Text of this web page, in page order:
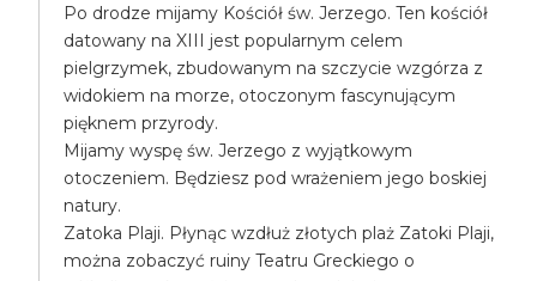
Po drodze mijamy Kościół św. Jerzego. Ten kościół
datowany na XIII jest popularnym celem
pielgrzymek, zbudowanym na szczycie wzgórza z
widokiem na morze, otoczonym fascynującym
pięknem przyrody.
Mijamy wyspę św. Jerzego z wyjątkowym
otoczeniem. Będziesz pod wrażeniem jego boskiej
natury.
Zatoka Plaji. Płynąc wzdłuż złotych plaż Zatoki Plaji,
można zobaczyć ruiny Teatru Greckiego o